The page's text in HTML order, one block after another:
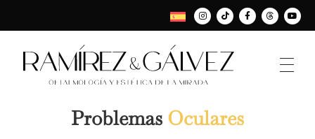
Problemas Oculares